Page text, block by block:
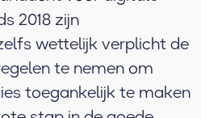
2018 zijn
wettelijk verplicht de
te nemen om
toegankelijk te maken